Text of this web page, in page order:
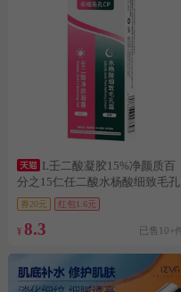
L壬二酸凝胶15%净颜质百
分之15仁任二酸水杨酸细致毛孔
霜补
券20元 红包1.6元
¥ 8.3 已售10+件